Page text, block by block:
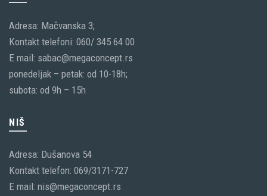
Adresa: Mačvanska 3;
Kontakt telefoni: 060/ 345 64 00
E mail: sabac@megaconcept.rs
ponedeljak – petak: od 10-18h;
subota: od 9h – 15h
NIŠ
Adresa: Dušanova 54
Kontakt telefon: 069/3171-727
E mail: nis@megaconcept.rs